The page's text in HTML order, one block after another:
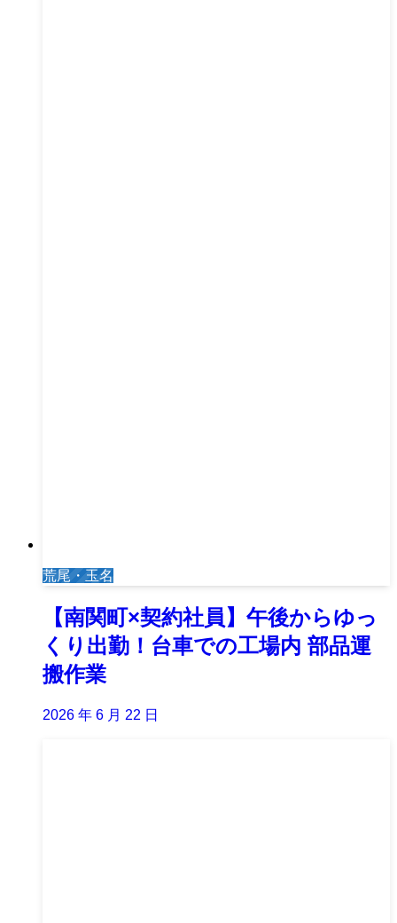
荒尾・玉名
【南関町×契約社員】午後からゆっ
くり出勤！台車での工場内 部品運
搬作業
2026 年 6 月 22 日